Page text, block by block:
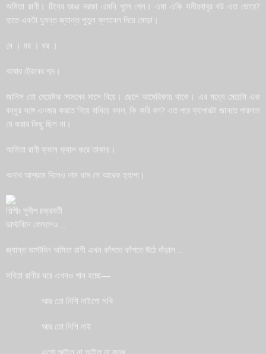
অমিতা রাণী। টিনের ভাঙা দরজা এমনি খুলে গেল। এমা একি সমীরবাবুর বউ এত ভোরে?
হাতে একটা ঘুমন্ত জ্যান্ত পুতুল ফ্লানেল দিয়ে মোড়া।
নে । ধর । ধর ।
আবার ট্রেনের শব্দ।
জানিস তো মেয়েটার সামনের মাসে বিয়ে। ছেলে আমেরিকায় থাকে। এর মধ্যে মেয়েটা এক
বন্ধুর সঙ্গে এনজয় করতে গিয়ে বাধিয়ে বসল, কি করি বল? এত পরে ব্যাপারটা জানতে পারলাম
যে করার কিছু ছিল না।
আমিতা রাণী ফ্যাল ফ্যাল করে তাকায়।
অনাথ আশ্রমে দিলেও নাম ধাম সে আরেক হ্যাপা।
শিল্পীঃ সুদীপ চক্রবর্তী
ডাস্টবিনে ফেললেও …
জ্যান্ত ডাস্টবিন অমিতা রাণী এখন কাঁপতে কাঁপতে উঠে দাঁড়াল …
সবিতা রাণীর ঘরে এখনও গান হচ্ছে—
আর তো নিশি নাইগো সখি
আর তো নিশি নাই
WhatsApp